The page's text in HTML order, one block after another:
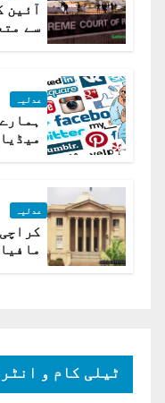
سے
عدلیہ
عدلیہ
ٹیلی کام و